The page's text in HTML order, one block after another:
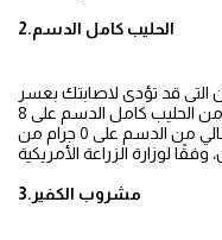
2.الحليب كامل الدسم
التى قد تؤدى لاصابتك بعسر
هضم أثناء التمرين، حيث يحتوي كوب من الحليب كامل الدسم على 8
جرامات من الدهون، بينما يحتوي الحليب الخالي من الدسم على 0 جرام من
3.مشروب الكفير